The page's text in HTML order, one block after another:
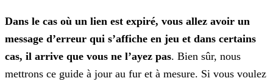
Dans le cas où un lien est expiré, vous allez avoir un
message d’erreur qui s’affiche en jeu et dans certains
cas, il arrive que vous ne l’ayez pas. Bien sûr, nous
mettrons ce guide à jour au fur et à mesure. Si vous voulez